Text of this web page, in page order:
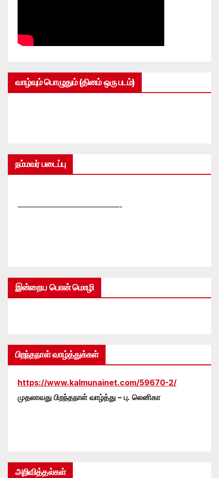
வாழ்வும் பொழுதும் (தினம் ஒரு படம்)
நம்மவர் படைப்பு
—————————————-
இன்றைய பொன் மொழி
பிறந்தநாள் வாழ்த்துக்கள்
https://www.kalmunainet.com/59670-2/
முதலாவது பிறந்தநாள் வாழ்த்து – பு. லெனிகா
அறிவித்தல்கள்